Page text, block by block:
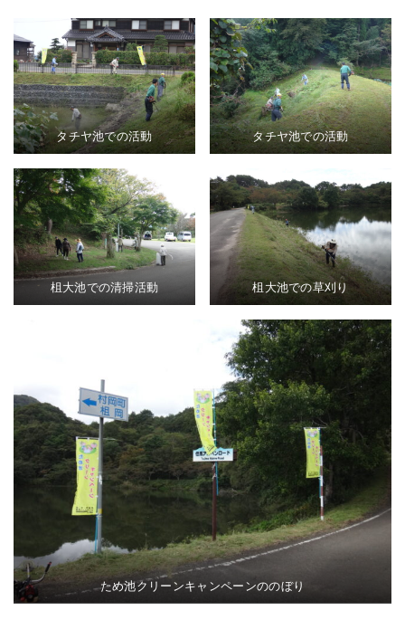
タチヤ池での活動 タチヤ池での活動
柤大池での清掃活動 柤大池での草刈り
ため池クリーンキャンペーンののぼり